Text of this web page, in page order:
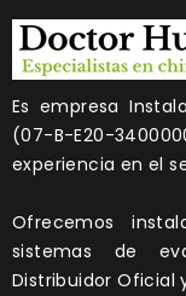
Es empresa
(07-B-E20-
experiencia en el
Ofrecemos
sistemas de
Distribuidor Oficial